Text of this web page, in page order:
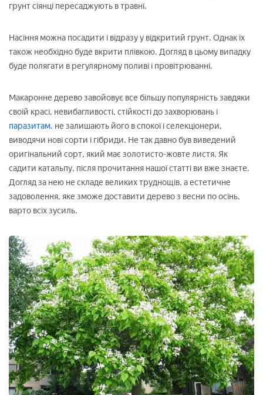
грунт сіянці пересаджують в травні.
Насіння можна посадити і відразу у відкритий грунт. Однак їх
також необхідно буде вкрити плівкою. Догляд в цьому випадку
буде полягати в регулярному поливі і провітрюванні.
Макаронне дерево завойовує все більшу популярність завдяки
своїй красі, невибагливості, стійкості до захворювань і
паразитам. не залишають його в спокої і селекціонери,
виводячи нові сорти і гібриди. Не так давно був виведений
оригінальний сорт, який має золотисто-жовте листя. Як
садити катальпу, після прочитання нашої статті ви вже знаєте.
Догляд за нею не складе великих труднощів, а естетичне
задоволення, яке зможе доставити дерево з весни по осінь,
варто всіх зусиль.